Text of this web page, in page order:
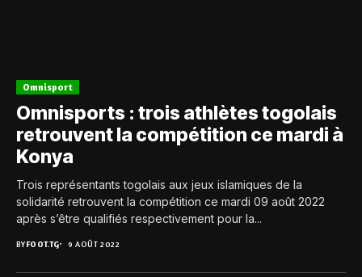
Omnisport
Omnisports : trois athlètes togolais
retrouvent la compétition ce mardi à
Konya
Trois représentants togolais aux jeux islamiques de la
solidarité retrouvent la compétition ce mardi 09 août 2022
après s’être qualifiés respectivement pour la...
BYFOOT.TG 9 AOÛT 2022